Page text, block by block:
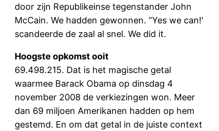
door zijn Republikeinse tegenstander John
McCain. We hadden gewonnen. “Yes we can!'
scandeerde de zaal al snel. We did it.
Hoogste opkomst ooit
69.498.215. Dat is het magische getal
waarmee Barack Obama op dinsdag 4
november 2008 de verkiezingen won. Meer
dan 69 miljoen Amerikanen hadden op hem
gestemd. En om dat getal in de juiste context